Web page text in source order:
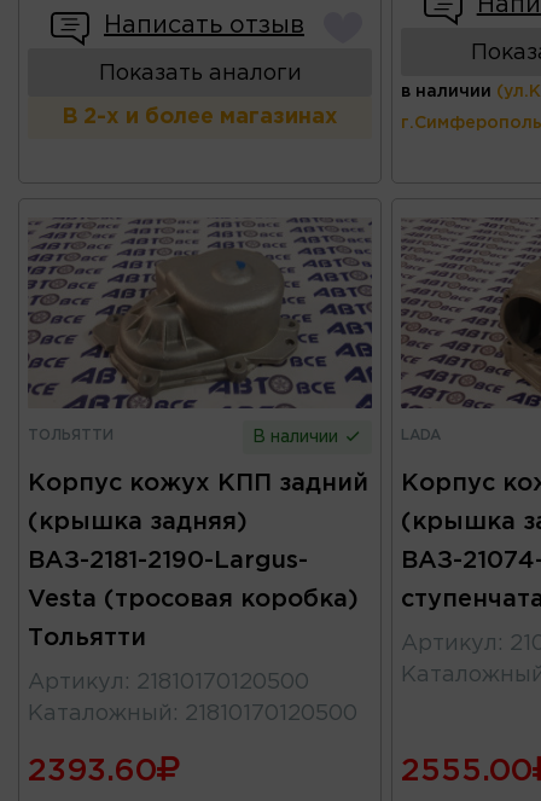
Написать отзыв
Показать аналоги
В 2-х и более магазинах
в наличии
ТОЛЬЯТТИ В наличии
Корпус кожух КПП задний
(крышка задняя)
ВАЗ-2181-2190-Largus-
Vesta (тросовая коробка)
Тольятти
Артикул : 21810170120500
Каталожный : 21810170120500
2393.60
LADA
Корпус
(крышка
ВАЗ-
Артикул :
2555.00